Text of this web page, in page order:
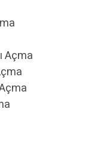
Açma